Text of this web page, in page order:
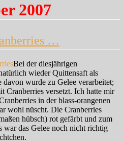
2007
…
Bei der diesjährigen
wieder Quittensaft als
wurde zu Gelee verarbeitet;
Cranberries versetzt. Ich hatte mir
in der blass-orangenen
wohl nüscht. Die Cranberries
hübsch) rot gefärbt und zum
war das Gelee noch nicht richtig